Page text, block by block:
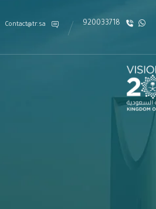
Contact@tr.sa 920033718